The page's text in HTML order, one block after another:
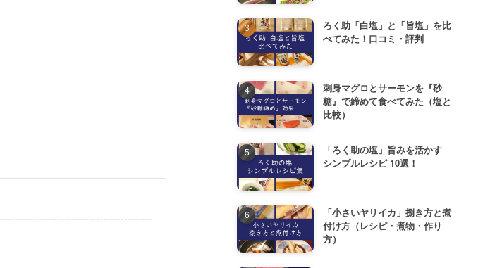
ろく助「白塩」と「旨塩」を比
べてみた！口コミ・評判
刺身マグロとサーモンを『砂
糖』で締めて食べてみた（塩と
比較）
「ろく助の塩」旨みを活かす
シンプルレシピ 10選！
「小さいヤリイカ」捌き方と煮
付け方（レシピ・煮物・作り
方）